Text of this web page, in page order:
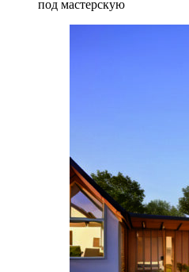
под мастерскую